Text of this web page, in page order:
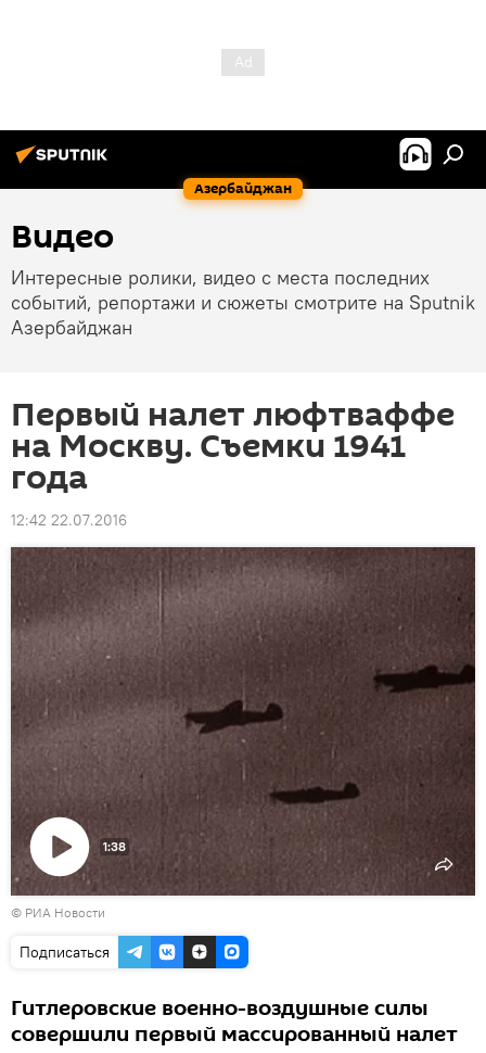
Азербайджан
Видео
Интересные ролики, видео с места последних
событий, репортажи и сюжеты смотрите на Sputnik
Азербайджан
Первый налет люфтваффе
на Москву. Съемки 1941
года
12:42 22.07.2016
Воспроизвести
видео
1:38
© РИА Новости
Подписаться
Гитлеровские военно-воздушные силы
совершили первый массированный налет